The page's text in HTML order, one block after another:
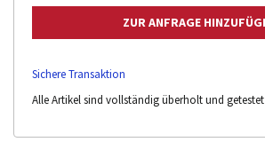
Sichere Transaktion
Alle Artikel sind vollständig überholt und getestet